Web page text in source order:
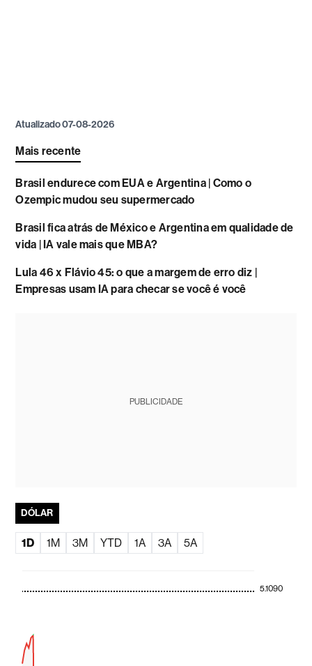
Atualizado 07-08-2026
Mais recente
Brasil endurece com EUA e Argentina | Como o
Ozempic mudou seu supermercado
Brasil fica atrás de México e Argentina em qualidade de
vida | IA vale mais que MBA?
Lula 46 x Flávio 45: o que a margem de erro diz |
Empresas usam IA para checar se você é você
PUBLICIDADE
DÓLAR
1D 1M 3M YTD 1A 3A 5A
5.1090